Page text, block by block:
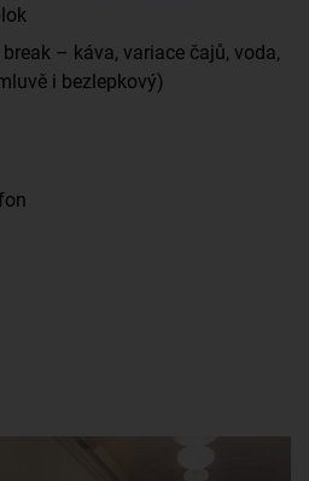
– káva, variace čajů, voda,
i bezlepkový)